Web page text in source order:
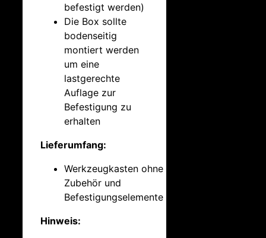
befestigt werden)
Die Box sollte
bodenseitig
montiert werden
um eine
lastgerechte
Auflage zur
Befestigung zu
erhalten
Lieferumfang:
Werkzeugkasten ohne
Zubehör und
Befestigungselemente
Hinweis: